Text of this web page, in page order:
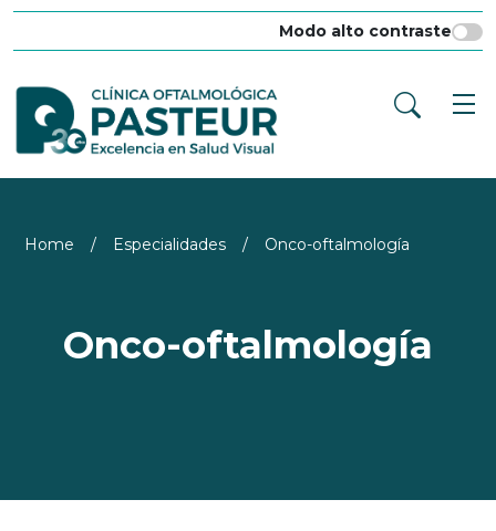
Modo alto contraste
Home / Especialidades / Onco-oftalmología
Onco-oftalmología